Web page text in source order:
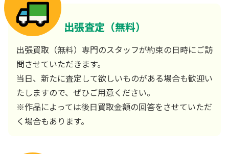
出張査定（無料）
出張買取（無料）専門のスタッフが約束の日時にご訪
問させていただきます。
当日、新たに査定して欲しいものがある場合も歓迎い
たしますので、ぜひご用意ください。
※作品によっては後日買取金額の回答をさせていただ
く場合もあります。